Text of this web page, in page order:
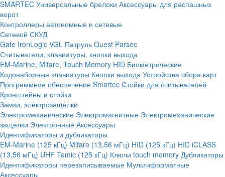
SMARTEC Универсальные брелоки Аксессуары для распашных
ворот
Контроллеры автономные и сетевые
Сетевой СКУД
Gate IronLogic VGL Патруль Quest Parsec
Считыватели, клавиатуры, кнопки выхода
EM-Marine, Mifare, Touch Memory HID Биометрические
Кодонаборные клавиатуры Кнопки выхода Устройства сбора карт
Программное обеспечение Smartec Стойки для считывателей
Кронштейны и стойки
Замки, электрозащелки
Электромеханические Электромагнитные Электромеханические
защелки Электронные Аксессуары
Идентификаторы и дубликаторы
EM-Marine (125 кГц) Mifare (13,56 мГц) HID (125 кГц) HID iCLASS
(13,56 мГц) UHF Temic (125 кГц) Ключи touch memory Дубликаторы
Идентификаторы перезаписываемые Мультиформатные
Аксессуары